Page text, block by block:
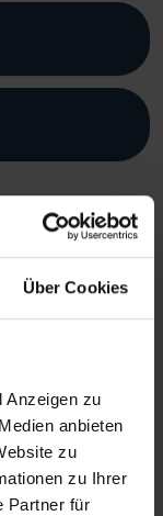
Über Cookies
Anzeigen zu
anbieten
zu
zu Ihrer
Partner für
leuk